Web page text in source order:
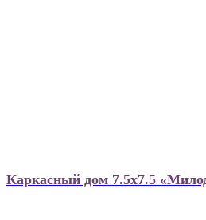
Каркасный дом 7.5х7.5